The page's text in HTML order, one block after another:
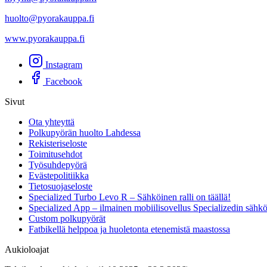
huolto@pyorakauppa.fi
www.pyorakauppa.fi
Instagram
Facebook
Sivut
Ota yhteyttä
Polkupyörän huolto Lahdessa
Rekisteriseloste
Toimitusehdot
Työsuhdepyörä
Evästepolitiikka
Tietosuojaseloste
Specialized Turbo Levo R – Sähköinen ralli on täällä!
Specialized App – ilmainen mobiilisovellus Specializedin
Custom polkupyörät
Fatbikellä helppoa ja huoletonta etenemistä maastossa
Aukioloajat